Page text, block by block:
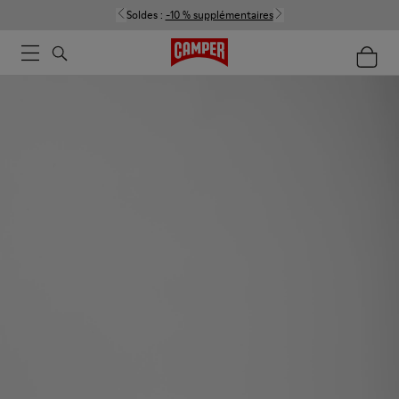
Soldes : -10 % supplémentaires